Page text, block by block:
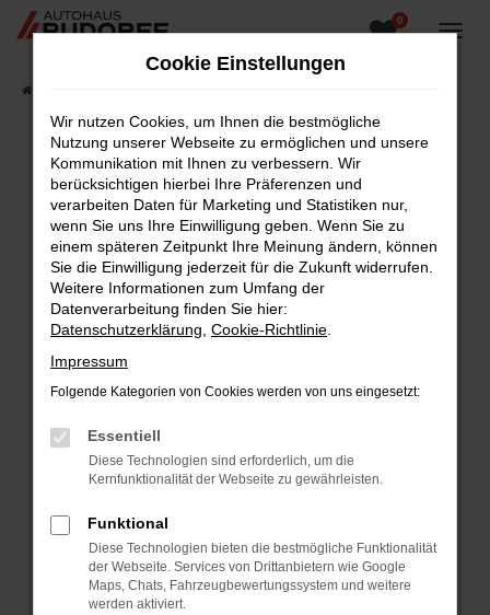
Zum
0
Fehler: Network Error
Beim Laden ist ein Fehler aufgetreten.
Hier sind ein paar Tipps, die dir helfen können:
Überprüfe deine Firewall und deine
Internetverbindung.
Laden andere Webseiten, zum Beispiel deine
Suchmaschine?
Prüfe deine Browsererweiterungen.
Manche Erweiterungen, wie Werbeblocker,
können das Laden bestimmter Seiten
verhindern. Funktioniert die Seite in einem
Fenster?
Starte dein Gerät neu.
Das kann manchmal helfen, vorübergehende
Probleme zu beheben.
Cookie Einstellungen
Wir nutzen Cookies, um Ihnen die bestmögliche
Nutzung unserer Webseite zu ermöglichen und unsere
Kommunikation mit Ihnen zu verbessern. Wir
berücksichtigen hierbei Ihre Präferenzen und
verarbeiten Daten für Marketing und Statistiken nur,
wenn Sie uns Ihre Einwilligung geben. Wenn Sie zu
einem späteren Zeitpunkt Ihre Meinung ändern, können
Sie die Einwilligung jederzeit für die Zukunft widerrufen.
Weitere Informationen zum Umfang der
Datenverarbeitung finden Sie hier:
Datenschutzerklärung Cookie-Richtlinie
Impressum
Folgende Kategorien von Cookies werden von uns eingesetzt:
Essentiell
Diese Technologien sind erforderlich, um die
Kernfunktionalität der Webseite zu gewährleisten.
Funktional
Diese Technologien bieten die bestmögliche Funktionalität
der Webseite. Services von Drittanbietern wie Google
Maps, Chats, Fahrzeugbewertungssystem und weitere
werden aktiviert.